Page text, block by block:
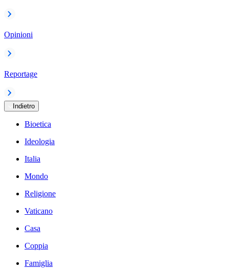
Opinioni
Reportage
Indietro
Bioetica
Ideologia
Italia
Mondo
Religione
Vaticano
Casa
Coppia
Famiglia